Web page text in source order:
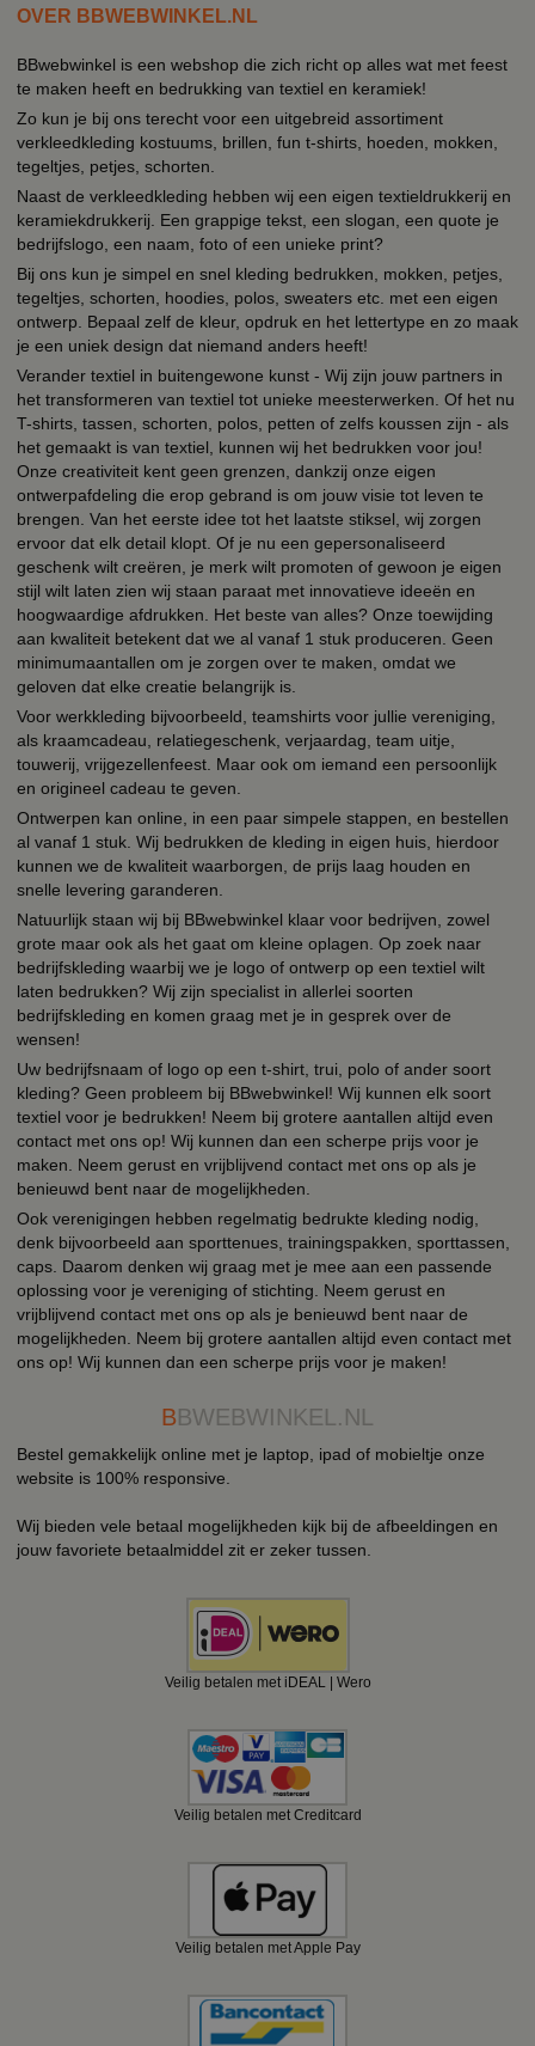
OVER BBWEBWINKEL.NL
BBwebwinkel is een webshop die zich richt op alles wat met feest
te maken heeft en bedrukking van textiel en keramiek!
Zo kun je bij ons terecht voor een uitgebreid assortiment
verkleedkleding kostuums, brillen, fun t-shirts, hoeden, mokken,
tegeltjes, petjes, schorten.
Naast de verkleedkleding hebben wij een eigen textieldrukkerij en
keramiekdrukkerij. Een grappige tekst, een slogan, een quote je
bedrijfslogo, een naam, foto of een unieke print?
Bij ons kun je simpel en snel kleding bedrukken, mokken, petjes,
tegeltjes, schorten, hoodies, polos, sweaters etc. met een eigen
ontwerp. Bepaal zelf de kleur, opdruk en het lettertype en zo maak
je een uniek design dat niemand anders heeft!
Verander textiel in buitengewone kunst - Wij zijn jouw partners in
het transformeren van textiel tot unieke meesterwerken. Of het nu
T-shirts, tassen, schorten, polos, petten of zelfs koussen zijn - als
het gemaakt is van textiel, kunnen wij het bedrukken voor jou!
Onze creativiteit kent geen grenzen, dankzij onze eigen
ontwerpafdeling die erop gebrand is om jouw visie tot leven te
brengen. Van het eerste idee tot het laatste stiksel, wij zorgen
ervoor dat elk detail klopt. Of je nu een gepersonaliseerd
geschenk wilt creëren, je merk wilt promoten of gewoon je eigen
stijl wilt laten zien wij staan paraat met innovatieve ideeën en
hoogwaardige afdrukken. Het beste van alles? Onze toewijding
aan kwaliteit betekent dat we al vanaf 1 stuk produceren. Geen
minimumaantallen om je zorgen over te maken, omdat we
geloven dat elke creatie belangrijk is.
Voor werkkleding bijvoorbeeld, teamshirts voor jullie vereniging,
als kraamcadeau, relatiegeschenk, verjaardag, team uitje,
touwerij, vrijgezellenfeest. Maar ook om iemand een persoonlijk
en origineel cadeau te geven.
Ontwerpen kan online, in een paar simpele stappen, en bestellen
al vanaf 1 stuk. Wij bedrukken de kleding in eigen huis, hierdoor
kunnen we de kwaliteit waarborgen, de prijs laag houden en
snelle levering garanderen.
Natuurlijk staan wij bij BBwebwinkel klaar voor bedrijven, zowel
grote maar ook als het gaat om kleine oplagen. Op zoek naar
bedrijfskleding waarbij we je logo of ontwerp op een textiel wilt
laten bedrukken? Wij zijn specialist in allerlei soorten
bedrijfskleding en komen graag met je in gesprek over de
wensen!
Uw bedrijfsnaam of logo op een t-shirt, trui, polo of ander soort
kleding? Geen probleem bij BBwebwinkel! Wij kunnen elk soort
textiel voor je bedrukken! Neem bij grotere aantallen altijd even
contact met ons op! Wij kunnen dan een scherpe prijs voor je
maken. Neem gerust en vrijblijvend contact met ons op als je
benieuwd bent naar de mogelijkheden.
Ook verenigingen hebben regelmatig bedrukte kleding nodig,
denk bijvoorbeeld aan sporttenues, trainingspakken, sporttassen,
caps. Daarom denken wij graag met je mee aan een passende
oplossing voor je vereniging of stichting. Neem gerust en
vrijblijvend contact met ons op als je benieuwd bent naar de
mogelijkheden. Neem bij grotere aantallen altijd even contact met
ons op! Wij kunnen dan een scherpe prijs voor je maken!
BBWEBWINKEL.NL
Bestel gemakkelijk online met je laptop, ipad of mobieltje onze
website is 100% responsive.
Wij bieden vele betaal mogelijkheden kijk bij de afbeeldingen en
jouw favoriete betaalmiddel zit er zeker tussen.
Veilig betalen met iDEAL | Wero
Veilig betalen met Creditcard
Veilig betalen met Apple Pay